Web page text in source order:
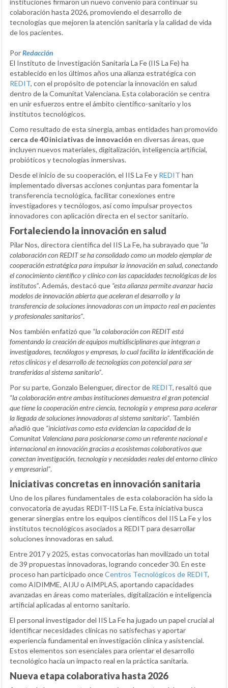
instituciones firmaron un nuevo convenio para continuar su
colaboración hasta 2026, promoviendo el desarrollo de
tecnologías que mejoren la atención sanitaria y la calidad de vida
de los pacientes.
PorRedacción
El Instituto de Investigación Sanitaria La Fe (IIS La Fe) ha
establecido en los últimos años una alianza estratégica con
REDIT, con el propósito de potenciar la innovación en salud
dentro de la Comunitat Valenciana. Esta colaboración se centra
en unir esfuerzos entre el ámbito científico-sanitario y los
institutos tecnológicos.
Como resultado de esta sinergia, ambas entidades han promovido
cerca de 40 iniciativas de innovación en diversas áreas, que
incluyen nuevos materiales, digitalización, inteligencia artificial,
probióticos y tecnologías inmersivas.
Desde el inicio de su cooperación, el IIS La Fe y REDIT han
implementado diversas acciones conjuntas para fomentar la
transferencia tecnológica, facilitar conexiones entre
investigadores y tecnólogos, así como impulsar proyectos
innovadores con aplicación directa en el sector sanitario.
Fortaleciendo la innovación en salud
Pilar Nos, directora científica del IIS La Fe, ha subrayado que “la
colaboración con REDIT se ha consolidado como un modelo ejemplar de
cooperación estratégica para impulsar la innovación en salud, conectando
el conocimiento científico y clínico con las capacidades tecnológicas de los
institutos”. Además, destacó que “esta alianza permite avanzar hacia
modelos de innovación abierta que aceleran el desarrollo y la
transferencia de soluciones innovadoras con un impacto real en pacientes
y profesionales sanitarios”.
Nos también enfatizó que “la colaboración con REDIT está
fomentando la creación de equipos multidisciplinares que integran a
investigadores, tecnólogos y empresas, lo cual facilita la identificación de
retos clínicos y el desarrollo de tecnologías con potencial para ser
transferidas al sistema sanitario”.
Por su parte, Gonzalo Belenguer, director de REDIT, resaltó que
“la colaboración entre ambas instituciones demuestra el gran potencial
que tiene la cooperación entre ciencia, tecnología y empresa para acelerar
la llegada de soluciones innovadoras al sistema sanitario”. También
añadió que “iniciativas como esta evidencian la capacidad de la
Comunitat Valenciana para posicionarse como un referente nacional e
internacional en innovación gracias a ecosistemas colaborativos que
conectan investigación, tecnología y necesidades reales del entorno clínico
y empresarial”.
Iniciativas concretas en innovación sanitaria
Uno de los pilares fundamentales de esta colaboración ha sido la
convocatoria de ayudas REDIT-IIS La Fe. Esta iniciativa busca
generar sinergias entre los equipos científicos del IIS La Fe y los
institutos tecnológicos asociados a REDIT para desarrollar
soluciones innovadoras en salud.
Entre 2017 y 2025, estas convocatorias han movilizado un total
de 39 propuestas innovadoras, logrando conceder 30. En este
proceso han participado onceCentros Tecnológicos de REDIT,
como AIDIMME, AIJU o AIMPLAS, aportando capacidades
avanzadas en áreas como materiales, digitalización e inteligencia
artificial aplicadas al entorno sanitario.
El personal investigador del IIS La Fe ha jugado un papel crucial al
identificar necesidades clínicas no satisfechas y aportar
experiencia fundamental en investigación clínica y asistencial.
Estos elementos son esenciales para orientar el desarrollo
tecnológico hacia un impacto real en la práctica sanitaria.
Nueva etapa colaborativa hasta 2026